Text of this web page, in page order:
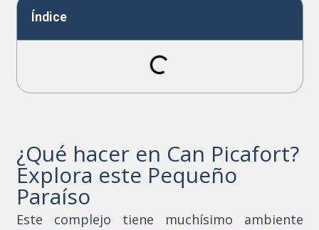
Índice
¿Qué hacer en Can Picafort?
Explora este Pequeño
Paraíso
Este complejo tiene muchísimo ambiente